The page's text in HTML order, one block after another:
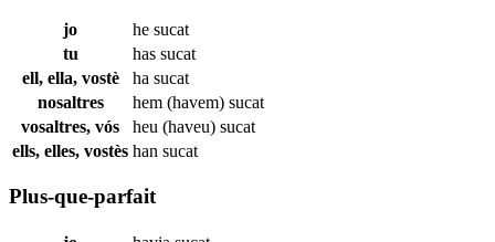
jo he sucat
tu
has sucat
ell, ella, vostè
ha sucat
nosaltres
hem (havem) sucat
vosaltres, vós
heu (haveu) sucat
ells, elles, vostès han sucat
Plus-que-parfait